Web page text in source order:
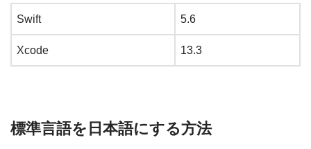
Swift 5.6
Xcode 13.3
標準言語を日本語にする方法